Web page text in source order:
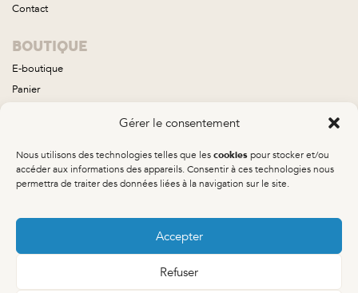
Gérer le consentement
Nous utilisons des technologies telles que les cookies pour stocker et/ou
accéder aux informations des appareils. Consentir à ces technologies nous
permettra de traiter des données liées à la navigation sur le site.
Accepter
Refuser
Contact
BOUTIQUE
E-boutique
Panier
Conditions générales de vente
COLLECTIONS
Aube
Neptune